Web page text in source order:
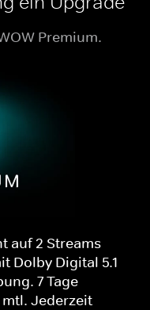
Premium.
auf 2 Streams
Dolby Digital 5.1
7 Tage
Jederzeit